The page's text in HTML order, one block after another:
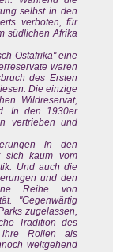
selbst in den
verboten, für
südlichen Afrika
Ostafrika" eine
waren
des Ersten
Die einzige
Wildreservat,
In den 1930er
vertrieben und
in den
sich kaum vom
Und auch die
und den
Reihe von
"Gegenwärtig
zugelassen,
Tradition des
ihre Rollen als
weitgehend